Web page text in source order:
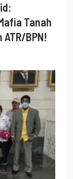
Tanah
BPN!